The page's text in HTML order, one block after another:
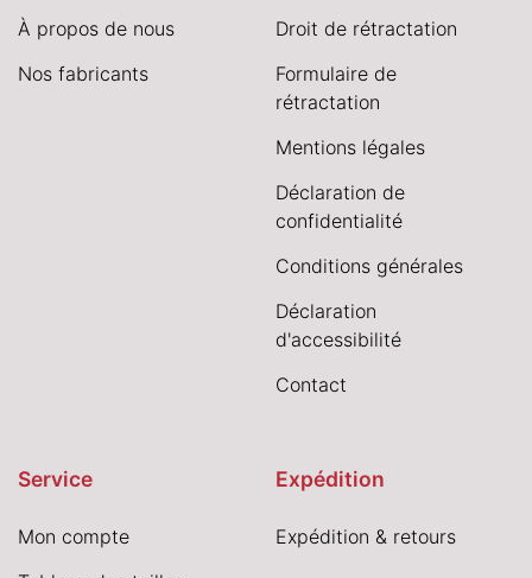
À propos de nous
Nos fabricants
Droit de rétractation
Formulaire de
rétractation
Mentions légales
Déclaration de
confidentialité
Conditions générales
Déclaration
d'accessibilité
Contact
Service
Mon compte
Expédition
Expédition & retours